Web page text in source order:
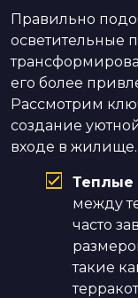
Правильно
осветительные
его более
Рассмотрим
создание
входе в жилище.
Теплые
между
часто
такие